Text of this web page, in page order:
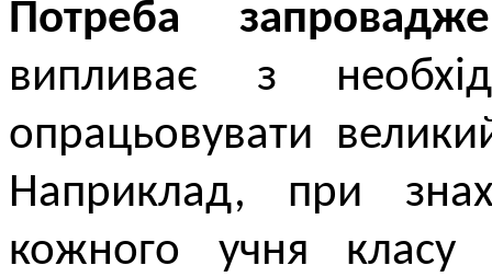
Потреба
випливає з
опрацьовувати
Наприклад, при
кожного учня класу